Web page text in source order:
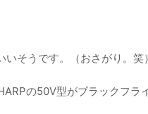
そうです。（おさがり。笑）
の50V型がブラックフラ